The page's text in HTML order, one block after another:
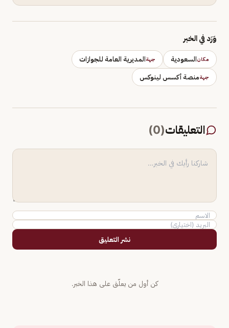
وَرَد في الخبر
مكانالسعودية جهةالمديرية العامة للجوازات
جهةمنصة أكسس لينوكس
التعليقات(
0
)
نشر التعليق
كن أول من يعلّق على هذا الخبر.